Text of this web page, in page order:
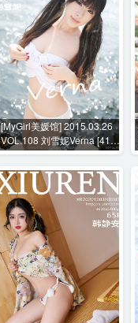
[MyGirl美媛馆] 2015.03.26
VOL.108 刘雪妮Verna [41P-
161MB]